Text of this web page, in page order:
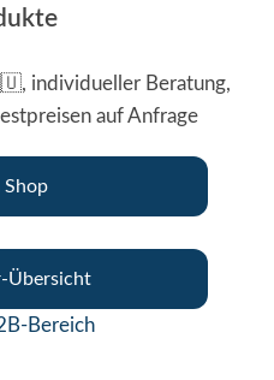
individueller Beratung,
auf Anfrage
Shop
Übersicht
Bereich